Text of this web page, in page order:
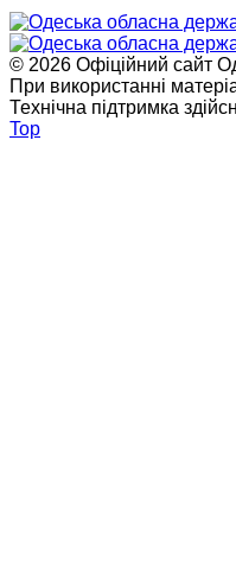
© 2026 Офіційний сайт
При використанні
Технічна підтримка
Top